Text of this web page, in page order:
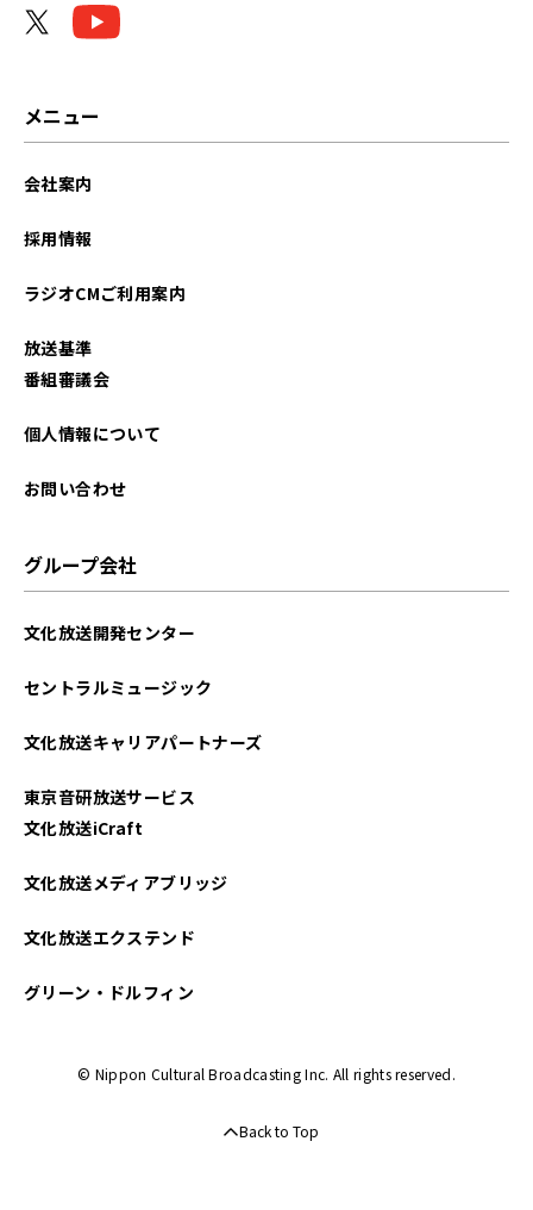
2021年03月
メニュー
会社案内
採用情報
ラジオCMご利用案内
放送基準
番組審議会
個人情報について
お問い合わせ
グループ会社
文化放送開発センター
セントラルミュージック
文化放送キャリアパートナーズ
東京音研放送サービス
文化放送iCraft
文化放送メディアブリッジ
文化放送エクステンド
グリーン・ドルフィン
© Nippon Cultural Broadcasting Inc. All rights reserved.
Back to Top